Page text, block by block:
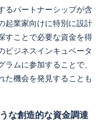
るパートナーシップが含
起業家向けに特別に設計
すことで必要な資金を得
ビジネスインキュベータ
ムに参加することで、
た機会を発見することも
な創造的な資金調達